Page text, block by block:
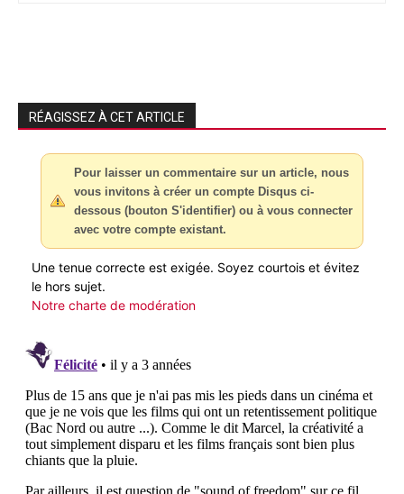
RÉAGISSEZ À CET ARTICLE
Pour laisser un commentaire sur un article, nous
vous invitons à créer un compte Disqus ci-
dessous (bouton S'identifier) ou à vous connecter
avec votre compte existant.
Une tenue correcte est exigée. Soyez courtois et évitez
le hors sujet.
Notre charte de modération